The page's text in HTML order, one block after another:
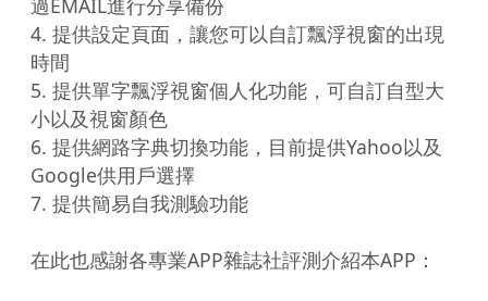
過EMAIL進行分享備份
4. 提供設定頁面，讓您可以自訂飄浮視窗的出現
時間
5. 提供單字飄浮視窗個人化功能，可自訂自型大
小以及視窗顏色
6. 提供網路字典切換功能，目前提供Yahoo以及
Google供用戶選擇
7. 提供簡易自我測驗功能
在此也感謝各專業APP雜誌社評測介紹本APP：